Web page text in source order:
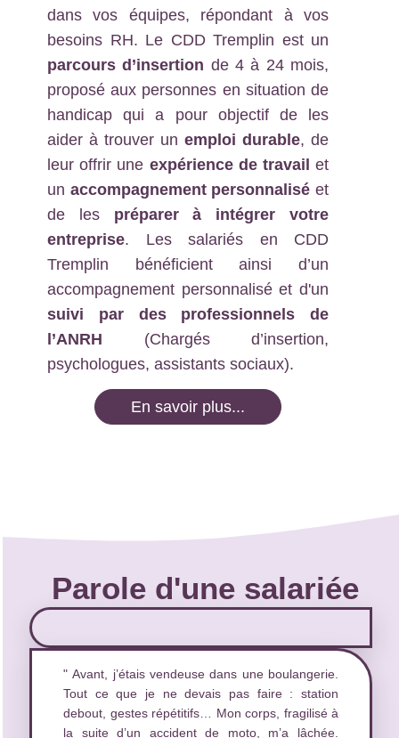
dans vos équipes, répondant à vos
besoins RH. Le CDD Tremplin est un
parcours d’insertion de 4 à 24 mois,
proposé aux personnes en situation de
handicap qui a pour objectif de les
aider à trouver un emploi durable, de
leur offrir une expérience de travail et
un accompagnement personnalisé et
de les préparer à intégrer votre
entreprise. Les salariés en CDD
Tremplin bénéficient ainsi d’un
accompagnement personnalisé et d'un
suivi par des professionnels de
l’ANRH (Chargés d’insertion,
psychologues, assistants sociaux).
En savoir plus...
Parole d'une salariée
" Avant, j’étais vendeuse dans une boulangerie.
Tout ce que je ne devais pas faire : station
debout, gestes répétitifs… Mon corps, fragilisé à
la suite d’un accident de moto, m’a lâchée.